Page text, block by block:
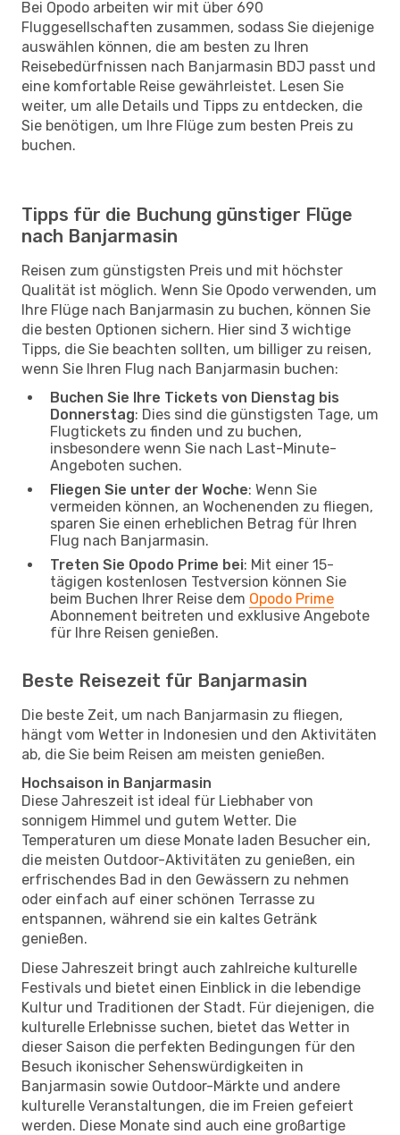
Bei Opodo arbeiten wir mit über 690
Fluggesellschaften zusammen, sodass Sie diejenige
auswählen können, die am besten zu Ihren
Reisebedürfnissen nach Banjarmasin BDJ passt und
eine komfortable Reise gewährleistet. Lesen Sie
weiter, um alle Details und Tipps zu entdecken, die
Sie benötigen, um Ihre Flüge zum besten Preis zu
buchen.
Tipps für die Buchung günstiger Flüge
nach Banjarmasin
Reisen zum günstigsten Preis und mit höchster
Qualität ist möglich. Wenn Sie Opodo verwenden, um
Ihre Flüge nach Banjarmasin zu buchen, können Sie
die besten Optionen sichern. Hier sind 3 wichtige
Tipps, die Sie beachten sollten, um billiger zu reisen,
wenn Sie Ihren Flug nach Banjarmasin buchen:
Buchen Sie Ihre Tickets von Dienstag bis
Donnerstag: Dies sind die günstigsten Tage, um
Flugtickets zu finden und zu buchen,
insbesondere wenn Sie nach Last-Minute-
Angeboten suchen.
Fliegen Sie unter der Woche: Wenn Sie
vermeiden können, an Wochenenden zu fliegen,
sparen Sie einen erheblichen Betrag für Ihren
Flug nach Banjarmasin.
Treten Sie Opodo Prime bei: Mit einer 15-
tägigen kostenlosen Testversion können Sie
beim Buchen Ihrer Reise dem Opodo Prime
Abonnement beitreten und exklusive Angebote
für Ihre Reisen genießen.
Beste Reisezeit für Banjarmasin
Die beste Zeit, um nach Banjarmasin zu fliegen,
hängt vom Wetter in Indonesien und den Aktivitäten
ab, die Sie beim Reisen am meisten genießen.
Hochsaison in Banjarmasin
Diese Jahreszeit ist ideal für Liebhaber von
sonnigem Himmel und gutem Wetter. Die
Temperaturen um diese Monate laden Besucher ein,
die meisten Outdoor-Aktivitäten zu genießen, ein
erfrischendes Bad in den Gewässern zu nehmen
oder einfach auf einer schönen Terrasse zu
entspannen, während sie ein kaltes Getränk
genießen.
Diese Jahreszeit bringt auch zahlreiche kulturelle
Festivals und bietet einen Einblick in die lebendige
Kultur und Traditionen der Stadt. Für diejenigen, die
kulturelle Erlebnisse suchen, bietet das Wetter in
dieser Saison die perfekten Bedingungen für den
Besuch ikonischer Sehenswürdigkeiten in
Banjarmasin sowie Outdoor-Märkte und andere
kulturelle Veranstaltungen, die im Freien gefeiert
werden. Diese Monate sind auch eine großartige